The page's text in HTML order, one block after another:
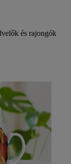
és rajongók